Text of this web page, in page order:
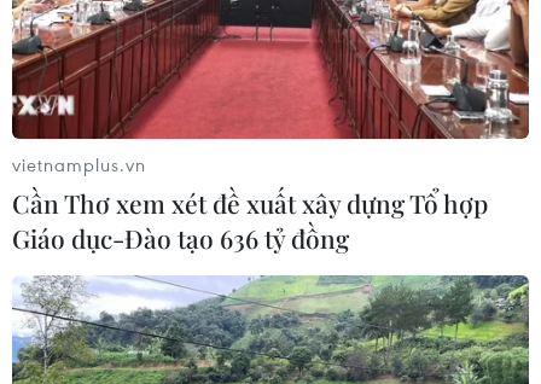
Khởi tố người đi bộ gây tai nạn chết
người trên quốc lộ ở Quảng Trị
06/08/2026 09:44
Các trường đại học sẽ xét tuyển thí
sinh Trường THTP chuyên Tuyên
Quang không vi phạm quy chế
06/08/2026 09:44
vietnamplus.vn
Cần Thơ xem xét đề xuất xây dựng Tổ hợp
Giáo dục-Đào tạo 636 tỷ đồng